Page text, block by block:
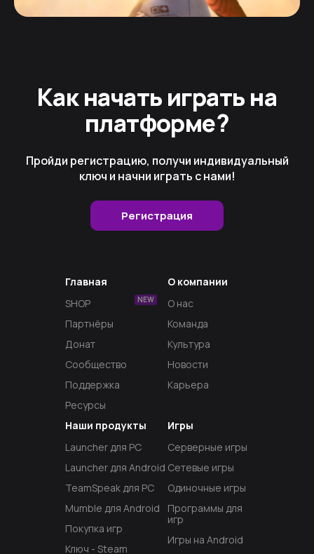
Как начать играть на
платформе?
Пройди регистрацию, получи индивидуальный
ключ и начни играть с нами!
Регистрация
Главная
SHOP
NEW
Партнёры
Донат
Сообщество
Поддержка
Ресурсы
Наши продукты
Launcher для PC
Launcher для Android
TeamSpeak для PC
Mumble для Android
Покупка игр
Ключ - Steam
Игры
Серверные игры
Сетевые игры
Одиночные игры
Программы для
игр
Игры на Android
О компании
О нас
Команда
Культура
Новости
Карьера